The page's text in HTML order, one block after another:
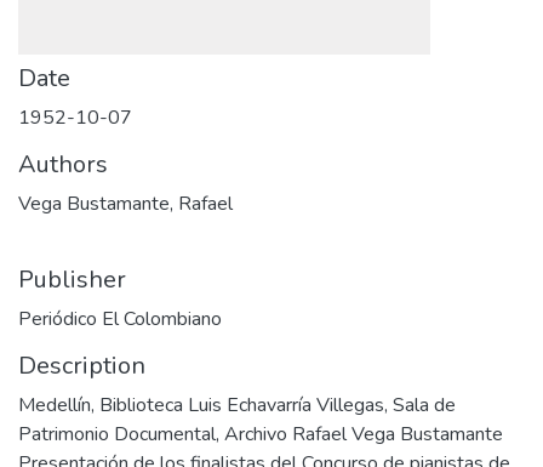
Date
1952-10-07
Authors
Vega Bustamante, Rafael
Publisher
Periódico El Colombiano
Description
Medellín, Biblioteca Luis Echavarría Villegas, Sala de
Patrimonio Documental, Archivo Rafael Vega Bustamante